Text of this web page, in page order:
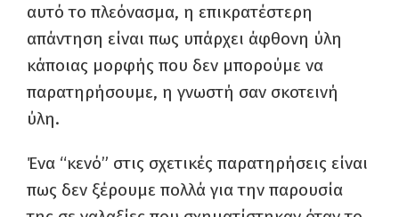
αυτό το πλεόνασμα, η επικρατέστερη
απάντηση είναι πως υπάρχει άφθονη ύλη
κάποιας μορφής που δεν μπορούμε να
παρατηρήσουμε, η γνωστή σαν σκοτεινή
ύλη.
Ένα “κενό” στις σχετικές παρατηρήσεις είναι
πως δεν ξέρουμε πολλά για την παρουσία